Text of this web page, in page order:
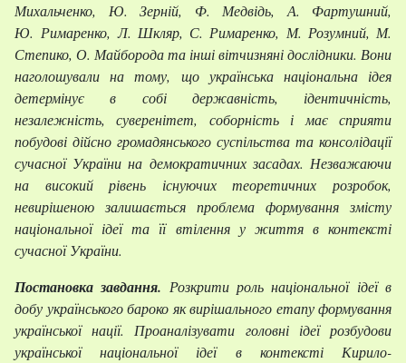
Михальченко, Ю. Зерній, Ф. Медвідь, А. Фартушний,
Ю. Римаренко, Л. Шкляр, С. Римаренко, М. Розумний, М.
Степико, О. Майборода та інші вітчизняні дослідники. Вони
наголошували на тому, що українська національна ідея
детермінує в собі державність, ідентичність,
незалежність, суверенітет, соборність і має сприяти
побудові дійсно громадянського суспільства та консолідації
сучасної України на демократичних засадах. Незважаючи
на високий рівень існуючих теоретичних розробок,
невирішеною залишається проблема формування змісту
національної ідеї та її втілення у життя в контексті
сучасної України.
Постановка завдання. Розкрити роль національної ідеї в
добу українського бароко як вирішального етапу формування
української нації. Проаналізувати головні ідеї розбудови
української національної ідеї в контексті Кирило-